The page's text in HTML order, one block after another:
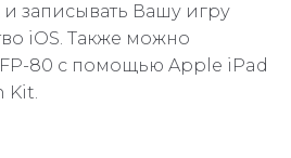
записывать Вашу игру
iOS. Также можно
80 с помощью Apple iPad
Kit.